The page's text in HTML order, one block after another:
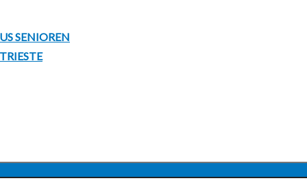
SENIOREN
UNTERMENÜ